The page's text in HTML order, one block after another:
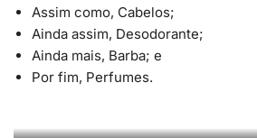
Assim como, Cabelos;
Ainda assim, Desodorante;
Ainda mais, Barba; e
Por fim, Perfumes.